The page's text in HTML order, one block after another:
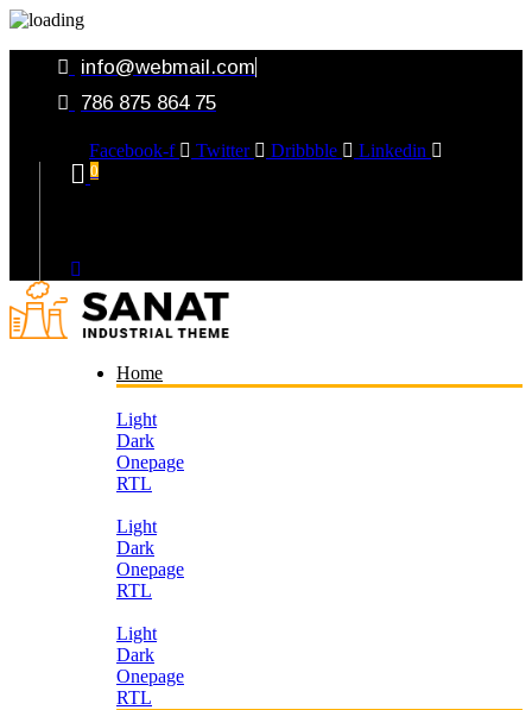
info@webmail.com
786 875 864 75
Facebook-f Twitter Dribbble Linkedin
0
Home
Light
Dark
Onepage
RTL
Light
Dark
Onepage
RTL
Light
Dark
Onepage
RTL